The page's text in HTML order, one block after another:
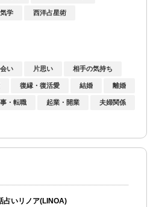
学 西洋占星術
い 片思い 相手の気持ち
復縁・復活愛 結婚 離婚
・転職 起業・開業 夫婦関係
占いリノア(LINOA)